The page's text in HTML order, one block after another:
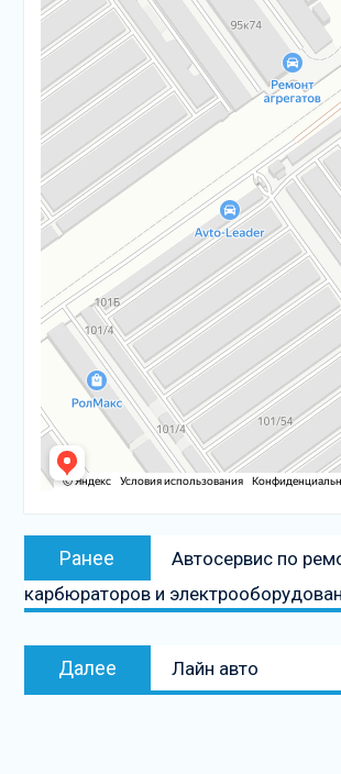
Навигация
записям
Ранее
Предыдущая
запись:
Автосервис по
карбюраторов и
Далее
Следующая
запись
Лайн авто